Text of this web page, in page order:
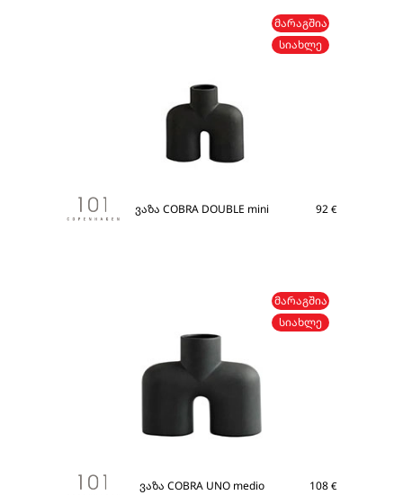
ᲛᲐᲠᲐᲒᲨᲘᲐ
ᲡᲘᲐᲮᲚᲔ
ვაზა COBRA DOUBLE mini 92 €
ᲛᲐᲠᲐᲒᲨᲘᲐ
ᲡᲘᲐᲮᲚᲔ
ვაზა COBRA UNO medio 108 €